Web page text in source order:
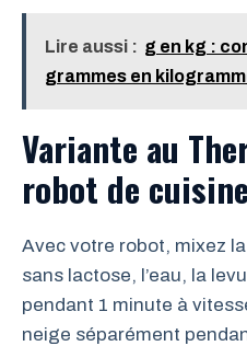
Lire aussi : g en kg :
grammes en
Variante au
robot de
Avec votre robot, mixez
sans lactose, l’eau, la
pendant 1 minute à
neige séparément